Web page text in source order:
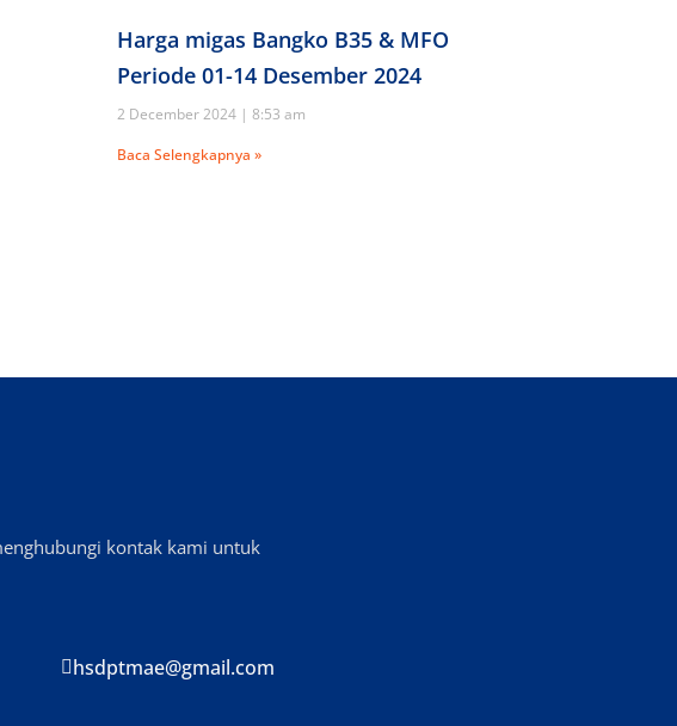
Harga migas Bangko B35 & MFO
Periode 01-14 Desember 2024
2 December 2024
8:53 am
Baca Selengkapnya »
kontak kami untuk
hsdptmae@gmail.com